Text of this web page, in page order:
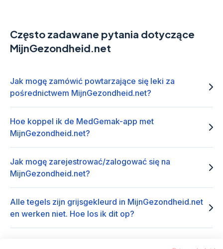
Często zadawane pytania dotyczące
MijnGezondheid.net
Jak mogę zamówić powtarzające się leki za
pośrednictwem MijnGezondheid.net?
Hoe koppel ik de MedGemak-app met
MijnGezondheid.net?
Jak mogę zarejestrować/zalogować się na
MijnGezondheid.net?
Alle tegels zijn grijsgekleurd in MijnGezondheid.net
en werken niet. Hoe los ik dit op?